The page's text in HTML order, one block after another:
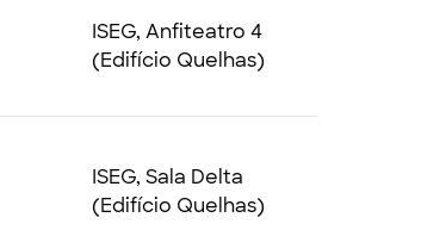
ISEG, Anfiteatro 4
(Edifício Quelhas)
ISEG, Sala Delta
(Edifício Quelhas)